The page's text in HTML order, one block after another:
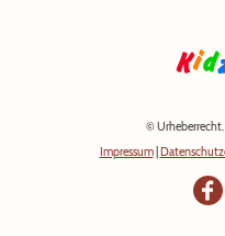
©
Impressum|